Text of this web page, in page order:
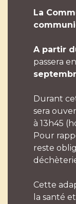
La
A partir
passera en
Durant
sera
à 13h45
Pour
reste
Cette
la santé